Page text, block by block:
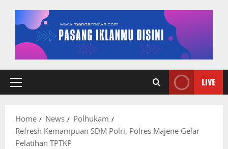
Primary
LIVE
Home News
Polhukam
Refresh Kemampuan SDM Polri, Polres Majene Gelar
Pelatihan TPTKP